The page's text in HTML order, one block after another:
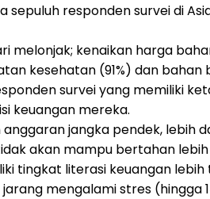
sepuluh responden survei di
melonjak; kenaikan harga
kesehatan (91%) dan bahan
survei yang memiliki
keuangan mereka.
jangka pendek, lebih
akan mampu bertahan
tingkat literasi keuangan
mengalami stres (hingga